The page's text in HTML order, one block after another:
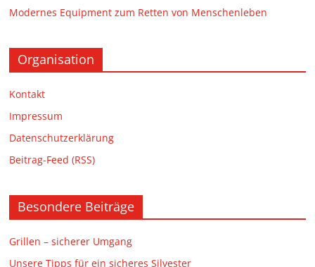
Modernes Equipment zum Retten von Menschenleben
Organisation
Kontakt
Impressum
Datenschutzerklärung
Beitrag-Feed (RSS)
Besondere Beiträge
Grillen – sicherer Umgang
Unsere Tipps für ein sicheres Silvester